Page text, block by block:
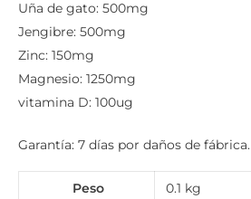
Uña de gato: 500mg
Jengibre: 500mg
Zinc: 150mg
Magnesio: 1250mg
vitamina D: 100ug
Garantía: 7 días por daños de fábrica.
Peso 0.1 kg